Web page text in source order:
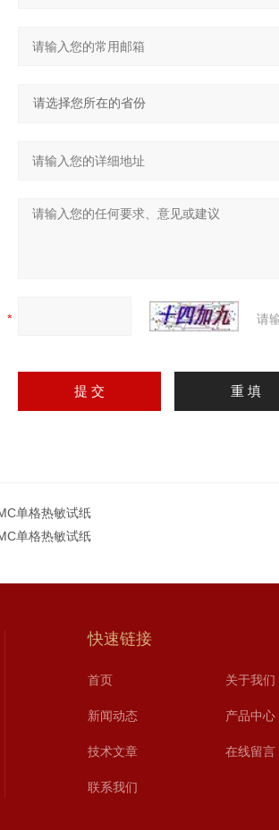
请
单格热敏试纸
单格热敏试纸
快速链接
首页 关于我们
新闻动态 产品中心
技术文章 在线留言
联系我们